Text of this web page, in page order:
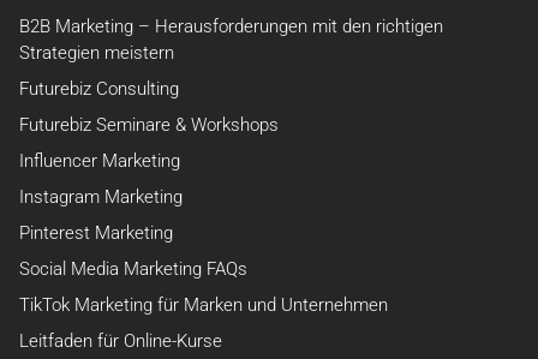
B2B Marketing – Herausforderungen mit den richtigen
Strategien meistern
Futurebiz Consulting
Futurebiz Seminare & Workshops
Influencer Marketing
Instagram Marketing
Pinterest Marketing
Social Media Marketing FAQs
TikTok Marketing für Marken und Unternehmen
Leitfaden für Online-Kurse